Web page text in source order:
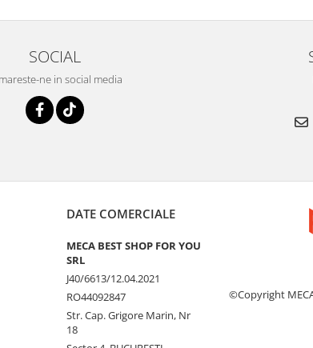
SOCIAL
ne in social media
DATE COMERCIALE
MECA BEST SHOP FOR YOU
SRL
J40/6613/12.04.2021
RO44092847
Str. Cap. Grigore Marin, Nr
18
©Copyright MECA